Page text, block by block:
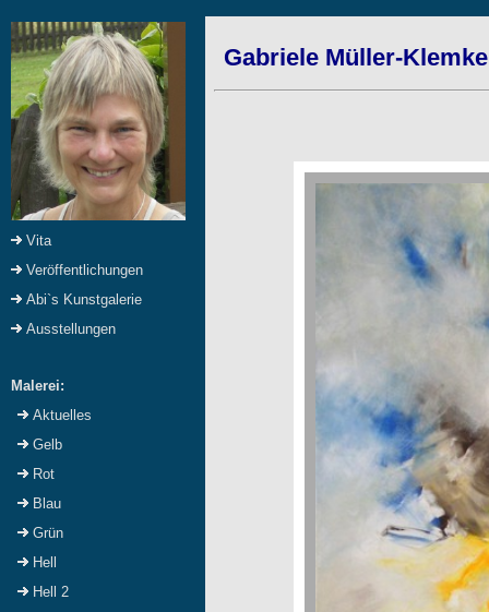
Vita
Veröffentlichungen
Abi`s Kunstgalerie
Ausstellungen
Malerei:
Aktuelles
Gelb
Rot
Blau
Grün
Hell
Hell 2
Gabriele Müller-